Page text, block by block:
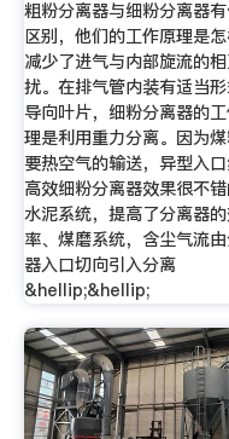
粗粉分离器与细粉分离器
区别，他们的工作原理是
减少了进气与内部旋流的
扰。在排气管内装有适当
导向叶片，细粉分离器的
理是利用重力分离。因为
要热空气的输送，异型入
高效细粉分离器效果很不错
水泥系统，提高了分离器
率、煤磨系统，含尘气流
器入口切向引入分离
&hellip;&hellip;